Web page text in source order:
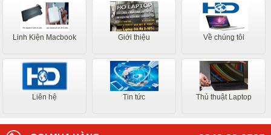
Linh Kiện Macbook Giới thiệu Về chúng tôi
Liên hệ Tin tức Thủ thuật Laptop